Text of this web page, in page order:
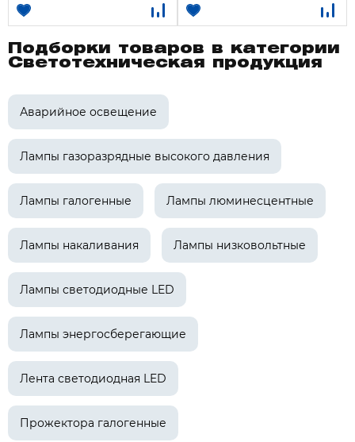
Подборки товаров в категории
Светотехническая продукция
Аварийное освещение
Лампы газоразрядные высокого давления
Лампы галогенные Лампы люминесцентные
Лампы накаливания Лампы низковольтные
Лампы светодиодные LED
Лампы энергосберегающие
Лента светодиодная LED
Прожектора галогенные